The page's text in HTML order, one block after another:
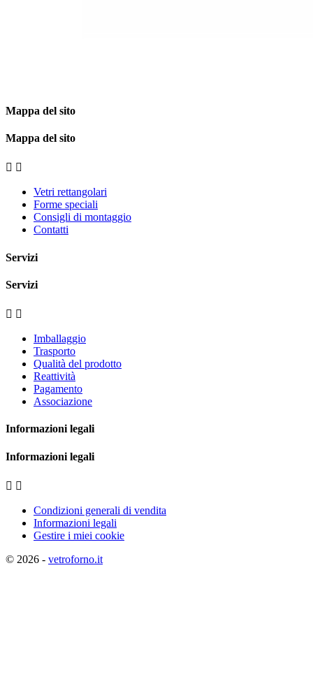
Mappa del sito
Mappa del sito
 
Vetri rettangolari
Forme speciali
Consigli di montaggio
Contatti
Servizi
Servizi
 
Imballaggio
Trasporto
Qualità del prodotto
Reattività
Pagamento
Associazione
Informazioni legali
Informazioni legali
 
Condizioni generali di vendita
Informazioni legali
Gestire i miei cookie
© 2026 - vetroforno.it